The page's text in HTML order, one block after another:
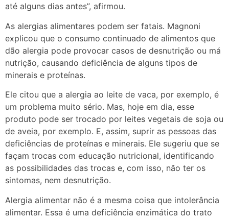
até alguns dias antes”, afirmou.
As alergias alimentares podem ser fatais. Magnoni
explicou que o consumo continuado de alimentos que
dão alergia pode provocar casos de desnutrição ou má
nutrição, causando deficiência de alguns tipos de
minerais e proteínas.
Ele citou que a alergia ao leite de vaca, por exemplo, é
um problema muito sério. Mas, hoje em dia, esse
produto pode ser trocado por leites vegetais de soja ou
de aveia, por exemplo. E, assim, suprir as pessoas das
deficiências de proteínas e minerais. Ele sugeriu que se
façam trocas com educação nutricional, identificando
as possibilidades das trocas e, com isso, não ter os
sintomas, nem desnutrição.
Alergia alimentar não é a mesma coisa que intolerância
alimentar. Essa é uma deficiência enzimática do trato